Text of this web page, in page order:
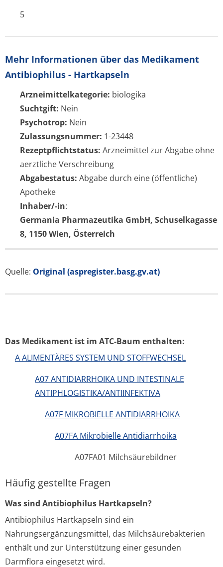
5
Mehr Informationen über das Medikament
Antibiophilus - Hartkapseln
Arzneimittelkategorie: biologika
Suchtgift: Nein
Psychotrop: Nein
Zulassungsnummer: 1-23448
Rezeptpflichtstatus: Arzneimittel zur Abgabe ohne
aerztliche Verschreibung
Abgabestatus: Abgabe durch eine (öffentliche)
Apotheke
Inhaber/-in:
Germania Pharmazeutika GmbH, Schuselkagasse
8, 1150 Wien, Österreich
Quelle: Original (aspregister.basg.gv.at)
Das Medikament ist im ATC-Baum enthalten:
A ALIMENTÄRES SYSTEM UND STOFFWECHSEL
A07 ANTIDIARRHOIKA UND INTESTINALE
ANTIPHLOGISTIKA/ANTIINFEKTIVA
A07F MIKROBIELLE ANTIDIARRHOIKA
A07FA Mikrobielle Antidiarrhoika
A07FA01 Milchsäurebildner
Häufig gestellte Fragen
Was sind Antibiophilus Hartkapseln?
Antibiophilus Hartkapseln sind ein
Nahrungsergänzungsmittel, das Milchsäurebakterien
enthält und zur Unterstützung einer gesunden
Darmflora eingesetzt wird.